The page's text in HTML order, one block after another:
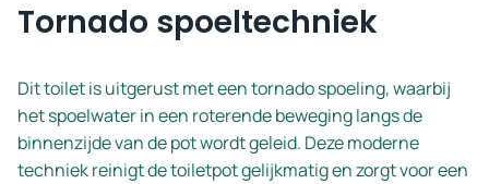
Tornado spoeltechniek
Dit toilet is uitgerust met een tornado spoeling, waarbij
het spoelwater in een roterende beweging langs de
binnenzijde van de pot wordt geleid. Deze moderne
techniek reinigt de toiletpot gelijkmatig en zorgt voor een